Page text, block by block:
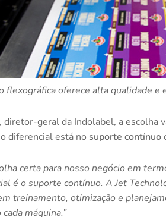
flexográfica oferece alta qualidade e
, diretor-geral da Indolabel, a escolha
diferencial está no suporte contínuo
certa para nosso negócio em
é o suporte contínuo. A Jet
treinamento, otimização e
máquina.”